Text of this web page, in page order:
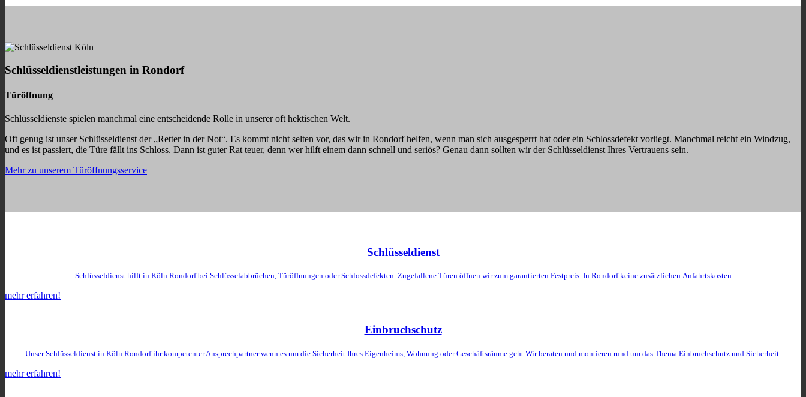
Schlüsseldienstleistungen in Rondorf
Türöffnung
Schlüsseldienste spielen manchmal eine entscheidende Rolle in unserer oft hektischen Welt.
Oft genug ist unser Schlüsseldienst der „Retter in der Not“. Es kommt nicht selten vor, das wir in Rondorf helfen, wenn man sich ausgesperrt hat oder ein Schlossdefekt vorliegt. Manchmal reicht ein Windzug,
und es ist passiert, die Türe fällt ins Schloss. Dann ist guter Rat teuer, denn wer hilft einem dann schnell und seriös? Genau dann sollten wir der Schlüsseldienst Ihres Vertrauens sein.
Mehr zu unserem Türöffnungsservice
Schlüsseldienst
Schlüsseldienst hilft in Köln Rondorf bei Schlüsselabbrüchen, Türöffnungen oder Schlossdefekten. Zugefallene Türen öffnen wir zum garantierten Festpreis. In Rondorf keine zusätzlichen Anfahrtskosten
mehr erfahren!
Einbruchschutz
Unser Schlüsseldienst in Köln Rondorf ihr kompetenter Ansprechpartner wenn es um die Sicherheit Ihres Eigenheims, Wohnung oder Geschäftsräume geht.Wir beraten und montieren rund um das Thema Einbruchschutz und Sicherheit.
mehr erfahren!